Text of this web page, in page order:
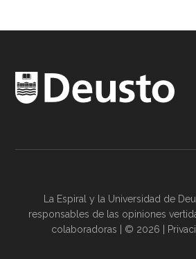
La Espiral y la Universidad de
responsables de las opiniones
colaboradoras | © 2026 |